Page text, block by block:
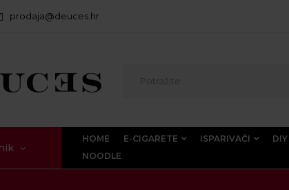
prodaja@deuces.hr
HOME E-CIGARETE ISPARIVAČI
NOODLE